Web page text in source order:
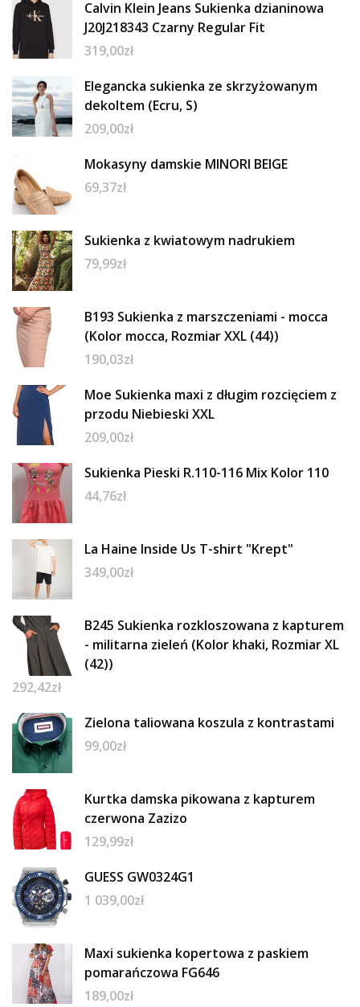
Calvin Klein Jeans Sukienka dzianinowa
J20J218343 Czarny Regular Fit
319,00zł
Elegancka sukienka ze skrzyżowanym
dekoltem (Ecru, S)
209,00zł
Mokasyny damskie MINORI BEIGE
69,37zł
Sukienka z kwiatowym nadrukiem
79,99zł
B193 Sukienka z marszczeniami - mocca
(Kolor mocca, Rozmiar XXL (44))
190,03zł
Moe Sukienka maxi z długim rozcięciem z
przodu Niebieski XXL
209,00zł
Sukienka Pieski R.110-116 Mix Kolor 110
44,76zł
La Haine Inside Us T-shirt "Krept"
349,00zł
B245 Sukienka rozkloszowana z kapturem
- militarna zieleń (Kolor khaki, Rozmiar XL
(42))
292,42zł
Zielona taliowana koszula z kontrastami
99,00zł
Kurtka damska pikowana z kapturem
czerwona Zazizo
129,99zł
GUESS GW0324G1
1 039,00zł
Maxi sukienka kopertowa z paskiem
pomarańczowa FG646
189,00zł